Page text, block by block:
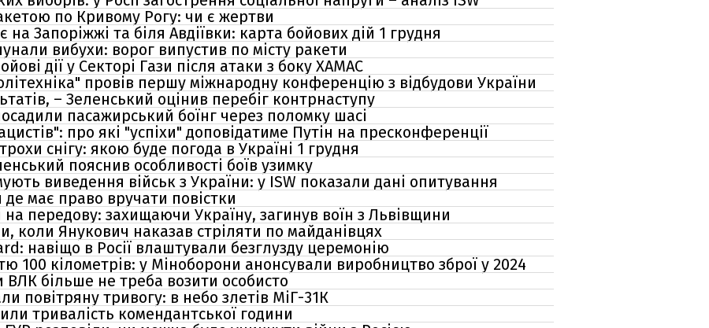
по Кривому Рогу: чи є жертви
на Запоріжжі та біля Авдіївки: карта бойових дій 1 грудня
вибухи: ворог випустив по місту ракети
дії у Секторі Гази після атаки з боку ХАМАС
провів першу міжнародну конференцію з відбудови України
– Зеленський оцінив перебіг контрнаступу
пасажирський боїнг через поломку шасі
про які "успіхи" доповідатиме Путін на пресконференції
снігу: якою буде погода в Україні 1 грудня
пояснив особливості боїв узимку
виведення військ з України: у ISW показали дані опитування
де має право вручати повістки
передову: захищаючи Україну, загинув воїн з Львівщини
коли Янукович наказав стріляти по майданівцях
навіщо в Росії влаштували безглузду церемонію
100 кілометрів: у Міноборони анонсували виробництво зброї у 2024
ВЛК більше не треба возити особисто
повітряну тривогу: в небо злетів МіГ-31К
тривалість комендантської години